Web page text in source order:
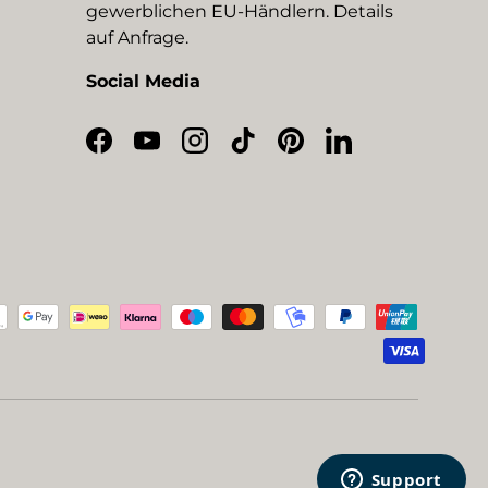
gewerblichen EU-Händlern. Details
auf Anfrage.
Social Media
Facebook
YouTubeInstagram
TikTokPinterestLinkedIn